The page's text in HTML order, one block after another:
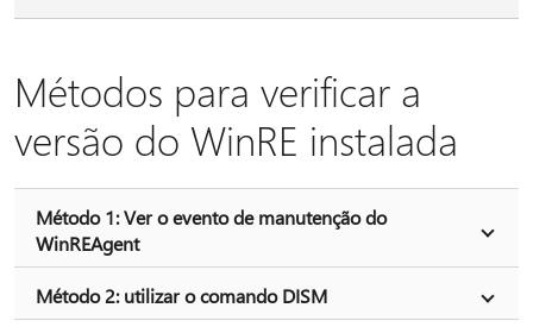
Métodos para verificar a
versão do WinRE instalada
Método 1: Ver o evento de manutenção do
WinREAgent
Método 2: utilizar o comando DISM